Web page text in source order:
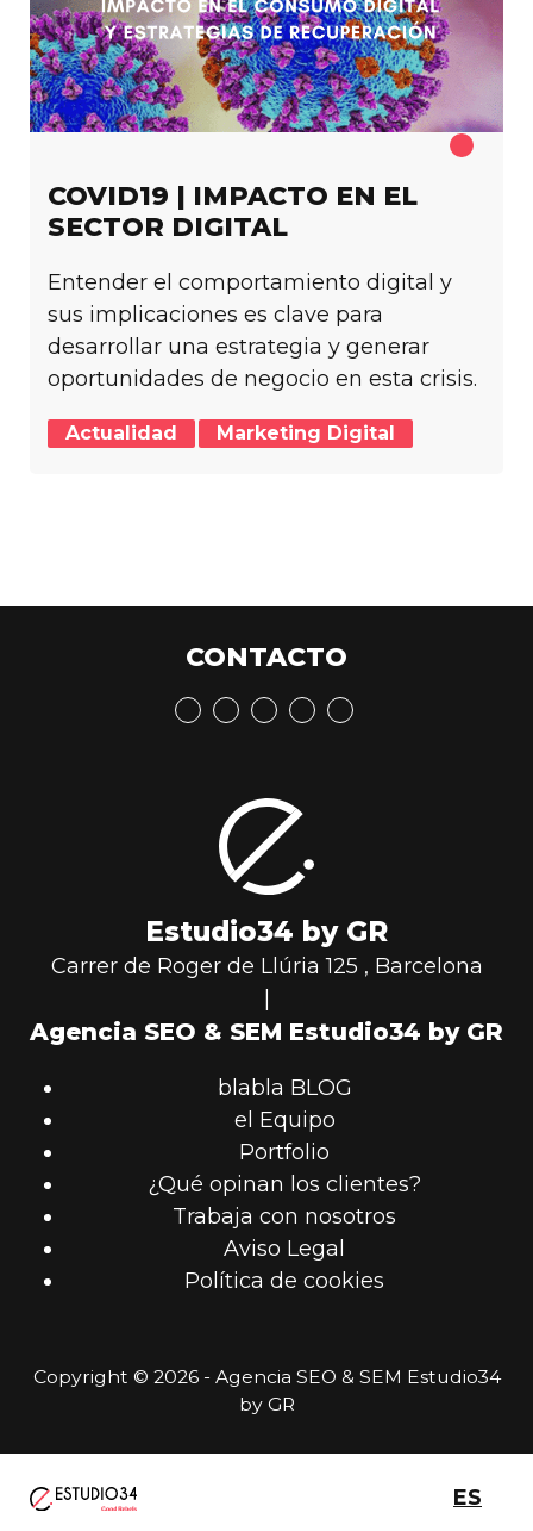
ES
COVID19 | IMPACTO EN EL
SECTOR DIGITAL
Entender el comportamiento digital y
sus implicaciones es clave para
desarrollar una estrategia y generar
oportunidades de negocio en esta crisis.
Actualidad Marketing Digital
CONTACTO
Estudio34 by GR
Carrer de Roger de Llúria 125 , Barcelona
Agencia SEO & SEM Estudio34 by GR
blabla BLOG
el Equipo
Portfolio
¿Qué opinan los clientes?
Trabaja con nosotros
Aviso Legal
Política de cookies
Copyright © 2026 - Agencia SEO & SEM Estudio34
by GR